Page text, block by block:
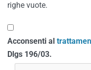
righe vuote.
Acconsenti al
Dlgs 196/03.